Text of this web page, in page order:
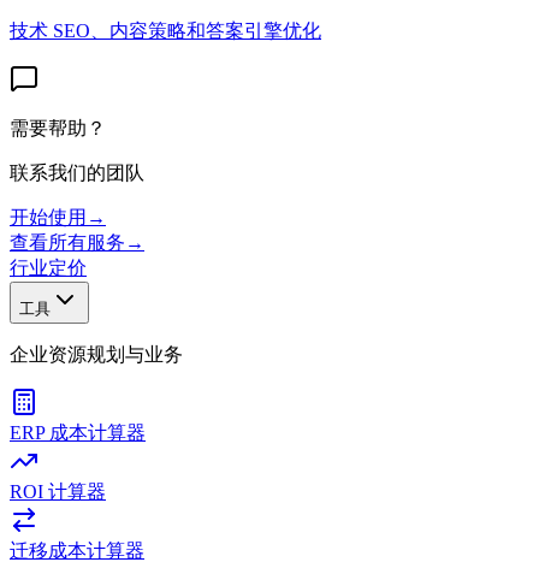
技术 SEO、内容策略和答案引擎优化
需要帮助？
联系我们的团队
开始使用 →
查看所有服务 →
行业定价
工具
企业资源规划与业务
ERP 成本计算器
ROI 计算器
迁移成本计算器